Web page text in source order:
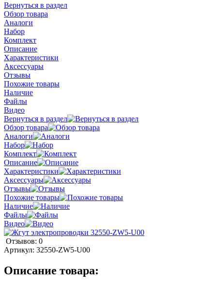
Вернуться в раздел
Обзор товара
Аналоги
Набор
Комплект
Описание
Характеристики
Аксессуары
Отзывы
Похожие товары
Наличие
Файлы
Видео
Вернуться в раздел
Обзор товара
Аналоги
Набор
Комплект
Описание
Характеристики
Аксессуары
Отзывы
Похожие товары
Наличие
Файлы
Видео
Отзывов: 0
Артикул: 32550-ZW5-U00
Описание товара: